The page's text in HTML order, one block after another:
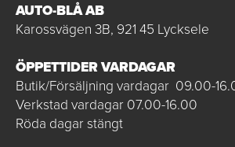
AUTO-BLÅ AB
Karossvägen 3B, 921 45 Lycksele
ÖPPETTIDER VARDAGAR
Butik/Försäljning vardagar 09.00-
Verkstad vardagar 07.00-16.00
Röda dagar stängt